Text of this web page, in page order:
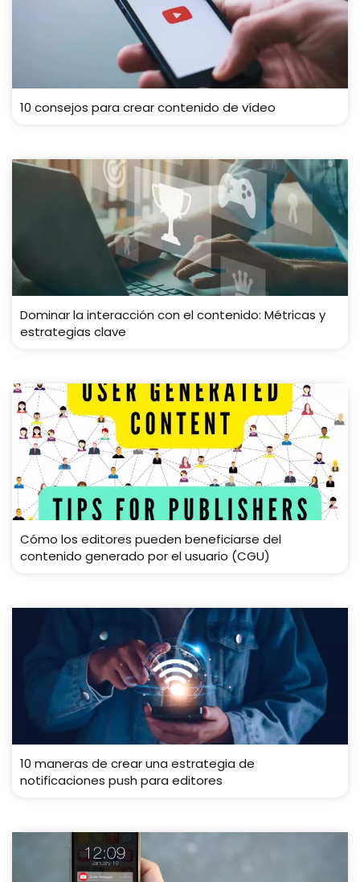
10 consejos para crear contenido de vídeo
Dominar la interacción con el contenido: Métricas y
estrategias clave
Cómo los editores pueden beneficiarse del
contenido generado por el usuario (CGU)
10 maneras de crear una estrategia de
notificaciones push para editores